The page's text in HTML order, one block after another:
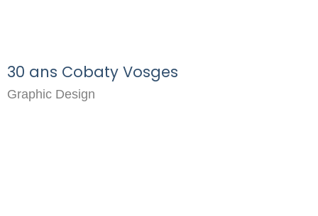
30 ans Cobaty Vosges
Graphic Design